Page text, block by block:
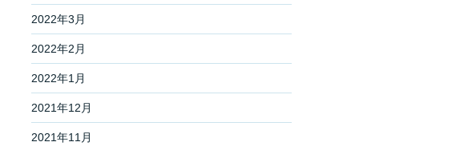
2022年3月
2022年2月
2022年1月
2021年12月
2021年11月